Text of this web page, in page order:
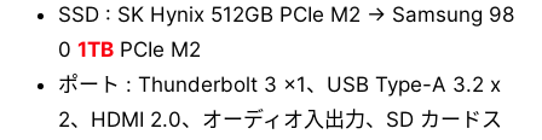
SSD : SK Hynix 512GB PCIe M2 → Samsung 98
01TB PCIe M2
ポート : Thunderbolt 3 x1、USB Type-A 3.2 x
2、HDMI 2.0、オーディオ入出力、SD カードス